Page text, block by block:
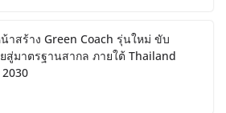
าสร้าง Green Coach รุ่นใหม่ ขับ
สู่มาตรฐานสากล ภายใต้ Thailand